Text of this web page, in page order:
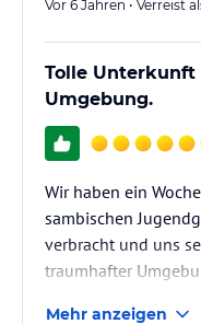
Vor 6 Jahren • Verreist
Tolle
Umgebung.
Wir haben ein
sambischen
verbracht und uns
traumhafter
Mehr anzeigen